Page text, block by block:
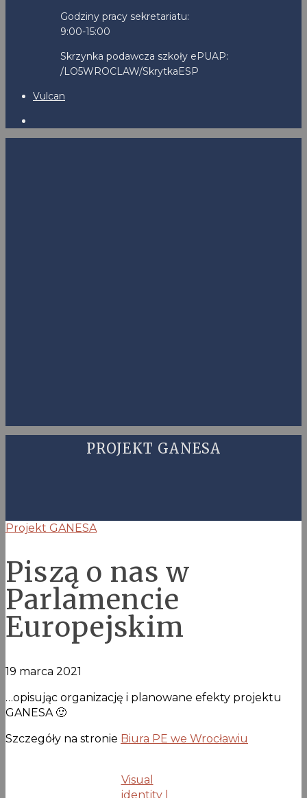
Godziny pracy sekretariatu:
9:00-15:00
Skrzynka podawcza szkoły ePUAP:
/LO5WROCLAW/SkrytkaESP
Vulcan
PROJEKT GANESA
Projekt GANESA
Piszą o nas w
Parlamencie
Europejskim
19 marca 2021
…opisując organizację i planowane efekty projektu
GANESA 🙂
Szczegóły na stronie Biura PE we Wrocławiu
Visual
identity |